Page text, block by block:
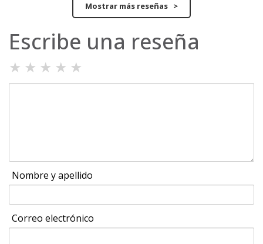
Mostrar más reseñas >
Escribe una reseña
★ ★ ★ ★ ★
Nombre y apellido
Correo electrónico